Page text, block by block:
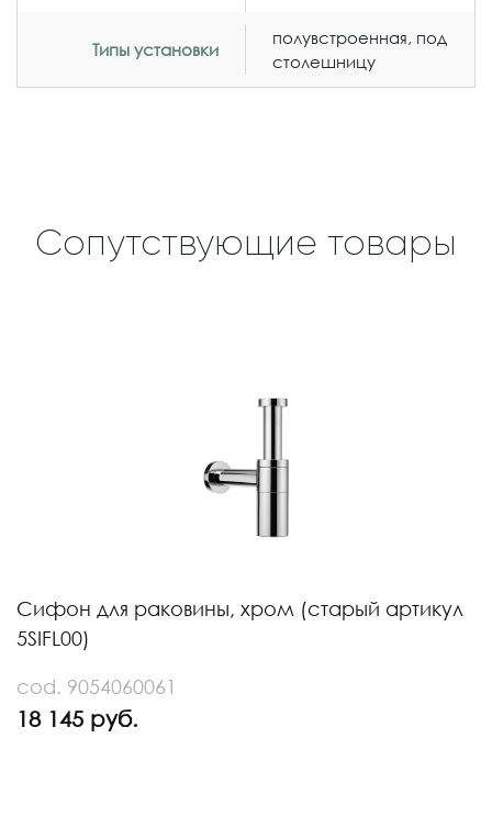
Типы установки
полувстроенная, под
столешницу
Сопутствующие товары
Сифон для раковины, хром (старый артикул
5SIFL00)
cod. 9054060061
18 145 руб.